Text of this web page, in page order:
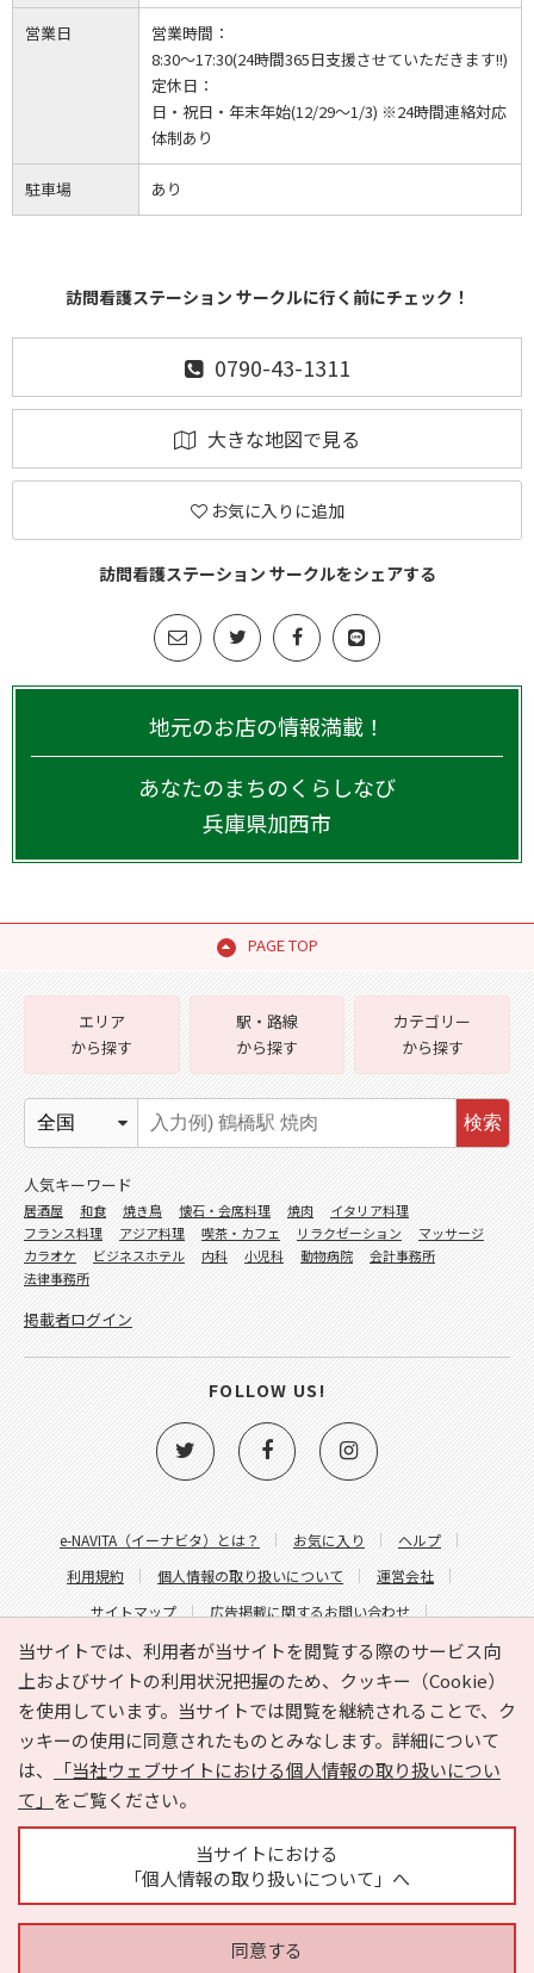
営業日
営業時間：
8:30～17:30(24時間365日支援させていただきます!!)
定休日：
日・祝日・年末年始(12/29～1/3) ※24時間連絡対応
体制あり
駐車場 あり
訪問看護ステーション サークルに行く前にチェック！
0790-43-1311
大きな地図で見る
お気に入りに追加
訪問看護ステーション サークルをシェアする
地元のお店の情報満載！
あなたのまちのくらしなび
兵庫県加西市
PAGE TOP
当サイトでは、利用者が当サイトを閲覧する際のサービス向
上およびサイトの利用状況把握のため、クッキー（Cookie）
を使用しています。当サイトでは閲覧を継続されることで、ク
ッキーの使用に同意されたものとみなします。詳細について
は、
「当社ウェブサイトにおける個人情報の取り扱いについ
て」 をご覧ください。
当サイトにおける
「個人情報の取り扱いについて」へ
同意する
e-NAVITA（イーナビタ）とは？ お気に入り
ヘルプ
利用規約
個人情報の取り扱いについて
運営会社
サイトマップ
広告掲載に関するお問い合わせ
サイトの内容に関するお問い合わせ
エリア
から探す
駅・路線
から探す
カテゴリー
から探す
検索
人気キーワード
居酒屋 和食 焼き鳥 懐石・会席料理 焼肉
イタリア料理
フランス料理
アジア料理 喫茶・カフェ リラクゼーション
マッサージ
カラオケ
ビジネスホテル 内科 小児科 動物病院
会計事務所
法律事務所
掲載者ログイン
FOLLOW US!
Copyright © HYOJITO.Co.,Ltd. All Rights Reserved.